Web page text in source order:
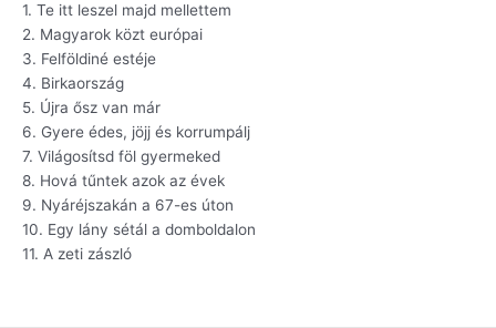
1. Te itt leszel majd mellettem
2. Magyarok közt európai
3. Felföldiné estéje
4. Birkaország
5. Újra ősz van már
6. Gyere édes, jöjj és korrumpálj
7. Világosítsd föl gyermeked
8. Hová tűntek azok az évek
9. Nyáréjszakán a 67-es úton
10. Egy lány sétál a domboldalon
11. A zeti zászló